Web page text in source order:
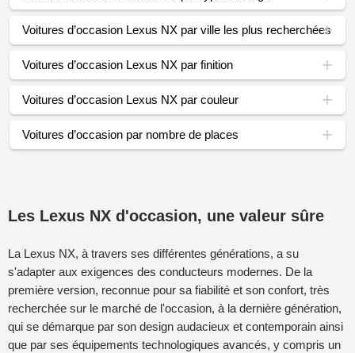
Voitures d’occasion Lexus NX par ville les plus recherchées
Voitures d’occasion Lexus NX par finition
Voitures d’occasion Lexus NX par couleur
Voitures d’occasion par nombre de places
Les Lexus NX d'occasion, une valeur sûre
La Lexus NX, à travers ses différentes générations, a su
s'adapter aux exigences des conducteurs modernes. De la
première version, reconnue pour sa fiabilité et son confort, très
recherchée sur le marché de l'occasion, à la dernière génération,
qui se démarque par son design audacieux et contemporain ainsi
que par ses équipements technologiques avancés, y compris un